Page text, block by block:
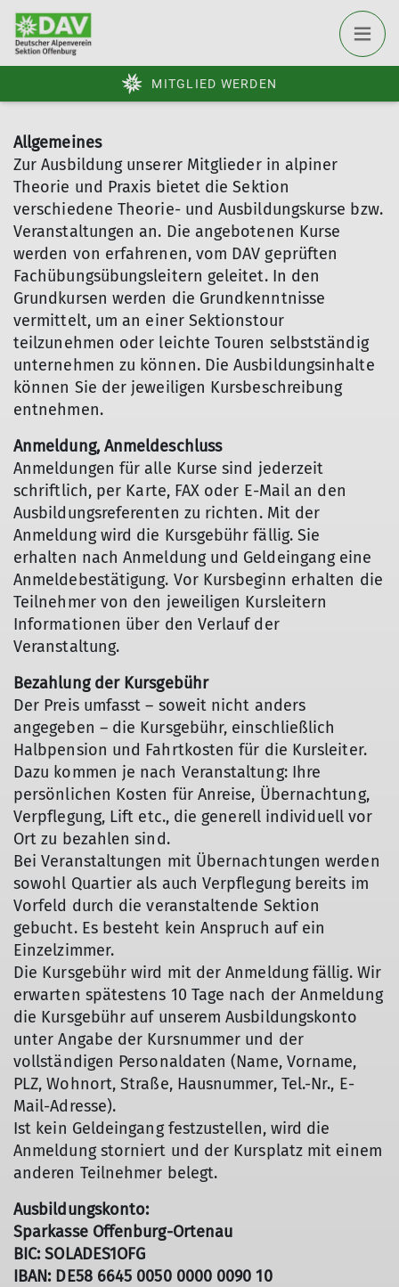
MITGLIED WERDEN
Allgemeines
Zur Ausbildung unserer Mitglieder in alpiner
Theorie und Praxis bietet die Sektion
verschiedene Theorie- und Ausbildungskurse bzw.
Veranstaltungen an. Die angebotenen Kurse
werden von erfahrenen, vom DAV geprüften
Fachübungsübungsleitern geleitet. In den
Grundkursen werden die Grundkenntnisse
vermittelt, um an einer Sektionstour
teilzunehmen oder leichte Touren selbstständig
unternehmen zu können. Die Ausbildungsinhalte
können Sie der jeweiligen Kursbeschreibung
entnehmen.
Anmeldung, Anmeldeschluss
Anmeldungen für alle Kurse sind jederzeit
schriftlich, per Karte, FAX oder E-Mail an den
Ausbildungsreferenten zu richten. Mit der
Anmeldung wird die Kursgebühr fällig. Sie
erhalten nach Anmeldung und Geldeingang eine
Anmeldebestätigung. Vor Kursbeginn erhalten die
Teilnehmer von den jeweiligen Kursleitern
Informationen über den Verlauf der
Veranstaltung.
Bezahlung der Kursgebühr
Der Preis umfasst – soweit nicht anders
angegeben – die Kursgebühr, einschließlich
Halbpension und Fahrtkosten für die Kursleiter.
Dazu kommen je nach Veranstaltung: Ihre
persönlichen Kosten für Anreise, Übernachtung,
Verpflegung, Lift etc., die generell individuell vor
Ort zu bezahlen sind.
Bei Veranstaltungen mit Übernachtungen werden
sowohl Quartier als auch Verpflegung bereits im
Vorfeld durch die veranstaltende Sektion
gebucht. Es besteht kein Anspruch auf ein
Einzelzimmer.
Die Kursgebühr wird mit der Anmeldung fällig. Wir
erwarten spätestens 10 Tage nach der Anmeldung
die Kursgebühr auf unserem Ausbildungskonto
unter Angabe der Kursnummer und der
vollständigen Personaldaten (Name, Vorname,
PLZ, Wohnort, Straße, Hausnummer, Tel.-Nr., E-
Mail-Adresse).
Ist kein Geldeingang festzustellen, wird die
Anmeldung storniert und der Kursplatz mit einem
anderen Teilnehmer belegt.
Ausbildungskonto:
Sparkasse Offenburg-Ortenau
BIC: SOLADES1OFG
IBAN: DE58 6645 0050 0000 0090 10